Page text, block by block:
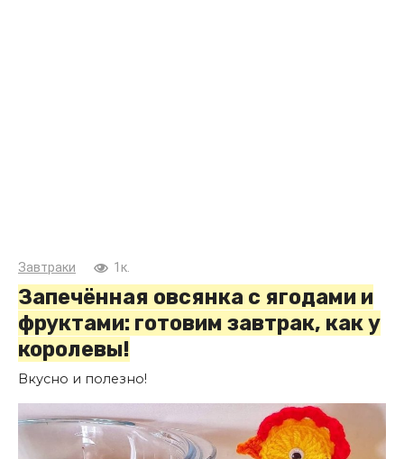
Завтраки 1к.
Запечённая овсянка с ягодами и
фруктами: готовим завтрак, как у
королевы!
Вкусно и полезно!